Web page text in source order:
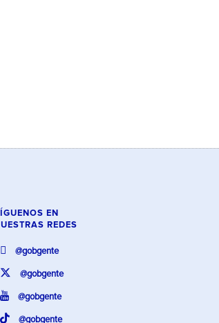
EN
REDES
@gobgente
@gobgente
@gobgente
@gobgente